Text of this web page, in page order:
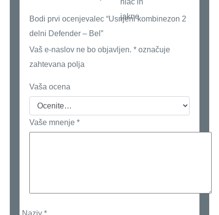
Bodi prvi ocenjevalec “Usnjeni kombinezon 2
delni Defender – Bel”
Vaš e-naslov ne bo objavljen. * označuje
zahtevana polja
Vaša ocena
Vaše mnenje *
Naziv *